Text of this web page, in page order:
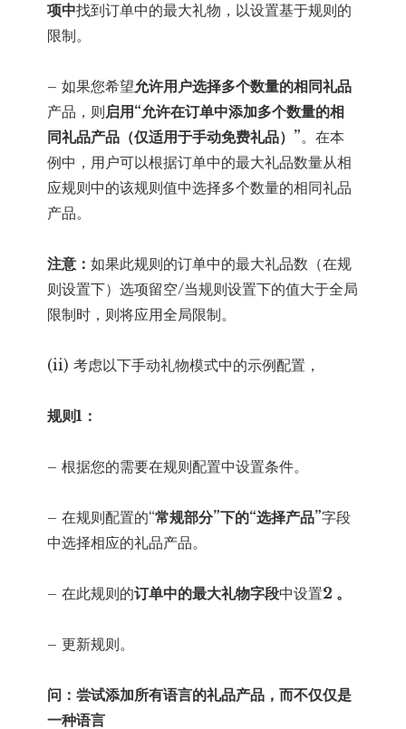
项中找到订单中的最大礼物，以设置基于规则的
限制。
– 如果您希望允许用户选择多个数量的相同礼品
产品，则启用“允许在订单中添加多个数量的相
同礼品产品（仅适用于手动免费礼品）”。在本
例中，用户可以根据订单中的最大礼品数量从相
应规则中的该规则值中选择多个数量的相同礼品
产品。
注意：如果此规则的订单中的最大礼品数（在规
则设置下）选项留空/当规则设置下的值大于全局
限制时，则将应用全局限制。
(ii) 考虑以下手动礼物模式中的示例配置，
规则1：
– 根据您的需要在规则配置中设置条件。
– 在规则配置的“常规部分”下的“选择产品”字段
中选择相应的礼品产品。
– 在此规则的订单中的最大礼物字段中设置2 。
– 更新规则。
问：尝试添加所有语言的礼品产品，而不仅仅是
一种语言